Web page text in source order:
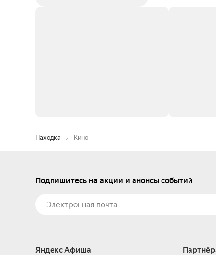
Находка Кино
Подпишитесь на акции и анонсы событий
Яндекс Афиша